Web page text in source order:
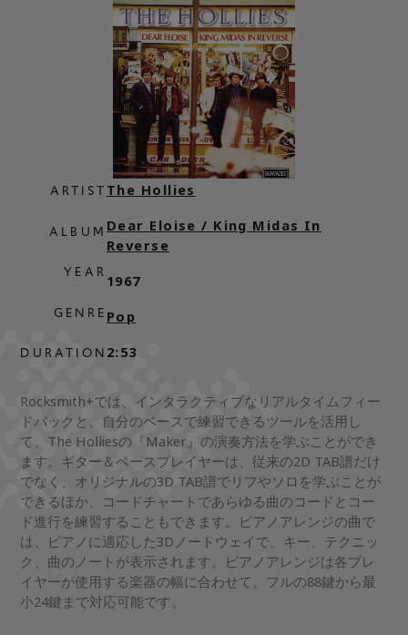
ARTIST
ALBUM
YEAR
GENRE
DURATION
The Hollies
Dear Eloise / King Midas In
Reverse
1967
Pop
2:53
Rocksmith+では、インタラクティブなリアルタイムフィー
ドバックと、自分のペースで練習できるツールを活用し
て、The Holliesの『Maker』の演奏方法を学ぶことができ
ます。ギター＆ベースプレイヤーは、従来の2D TAB譜だけ
でなく、オリジナルの3D TAB譜でリフやソロを学ぶことが
できるほか、コードチャートであらゆる曲のコードとコー
ド進行を練習することもできます。ピアノアレンジの曲で
は、ピアノに適応した3Dノートウェイで、キー、テクニッ
ク、曲のノートが表示されます。ピアノアレンジは各プレ
イヤーが使用する楽器の幅に合わせて、フルの88鍵から最
小24鍵まで対応可能です。